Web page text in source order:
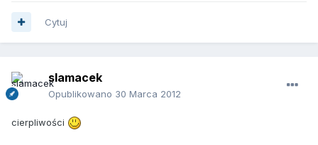
Cytuj
slamacek
Opublikowano 30 Marca 2012
cierpliwości